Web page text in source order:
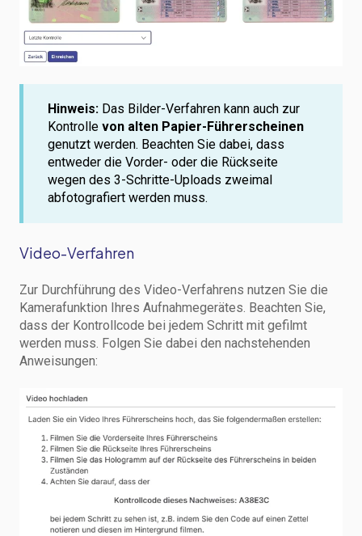
Hinweis: Das Bilder-Verfahren kann auch zur
Kontrolle von alten Papier-Führerscheinen
genutzt werden. Beachten Sie dabei, dass
entweder die Vorder- oder die Rückseite
wegen des 3-Schritte-Uploads zweimal
abfotografiert werden muss.
Video-Verfahren
Zur Durchführung des Video-Verfahrens nutzen Sie die
Kamerafunktion Ihres Aufnahmegerätes. Beachten Sie,
dass der Kontrollcode bei jedem Schritt mit gefilmt
werden muss. Folgen Sie dabei den nachstehenden
Anweisungen: